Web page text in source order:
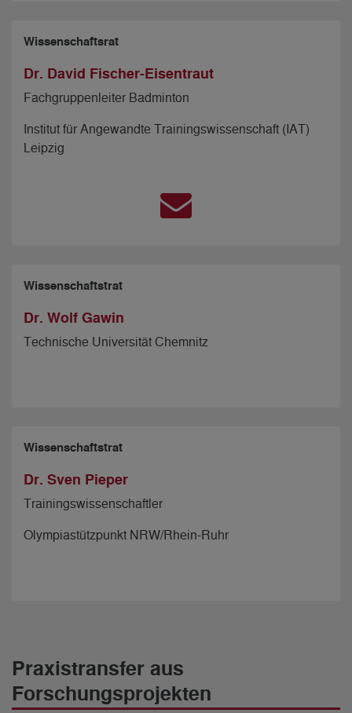
Wissenschaftsrat
Dr. David Fischer-Eisentraut
Fachgruppenleiter Badminton
Institut für Angewandte Trainingswissenschaft (IAT)
Leipzig
Wissenschaftstrat
Dr. Wolf Gawin
Technische Universität Chemnitz
Wissenschaftstrat
Dr. Sven Pieper
Trainingswissenschaftler
Olympiastützpunkt NRW/Rhein-Ruhr
Praxistransfer aus
Forschungsprojekten